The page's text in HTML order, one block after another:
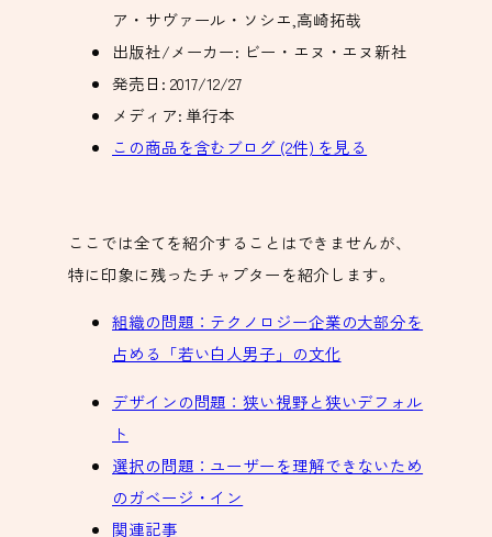
ア・サヴァール・ソシエ,高崎拓哉
出版社/メーカー: ビー・エヌ・エヌ新社
発売日: 2017/12/27
メディア: 単行本
この商品を含むブログ (2件) を見る
ここでは全てを紹介することはできませんが、
特に印象に残ったチャプターを紹介します。
組織の問題：テクノロジー企業の大部分を
占める「若い白人男子」の文化
デザインの問題：狭い視野と狭いデフォル
ト
選択の問題：ユーザーを理解できないため
のガベージ・イン
関連記事